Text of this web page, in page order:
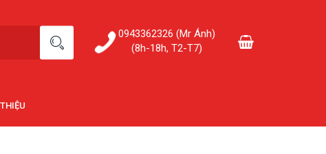
0943362326 (Mr Ánh)
(8h-18h, T2-T7)